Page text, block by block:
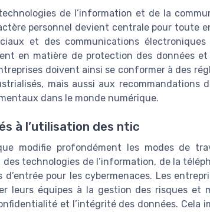
de l’information et de la
personnel devient centrale pour toute
et des communications
en matière de protection des données
doivent ainsi se conformer à des
mais aussi aux recommandations
dans le monde numérique.
à l’utilisation des ntic
modifie profondément les modes de
technologies de l’information, de la
pour les cybermenaces. Les
leurs équipes à la gestion des risques et
et l’intégrité des données. Cela